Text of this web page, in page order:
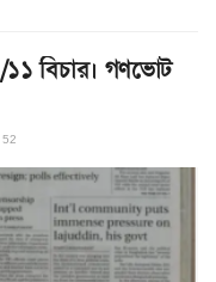
১১ বিচার। গণভোট
52